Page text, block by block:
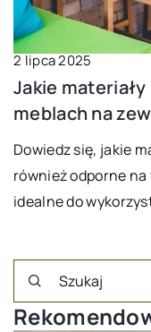
2 lipca 2025
Jakie
meblach na
Dowiedz się, jakie
również odporne
idealne do